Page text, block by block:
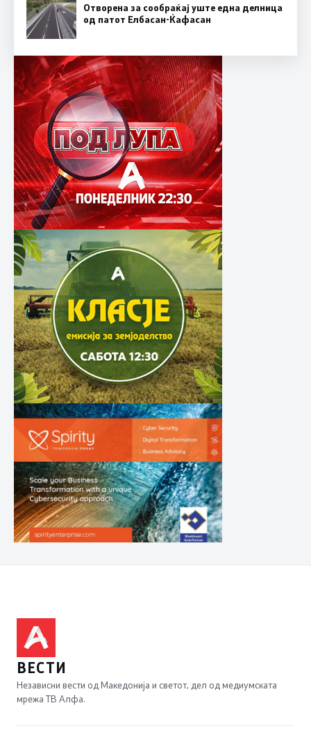
Отворена за сообраќај уште една делница
од патот Елбасан-Ќафасан
ВЕСТИ
Независни вести од Македонија и светот, дел од медиумската
мрежа ТВ Алфа.